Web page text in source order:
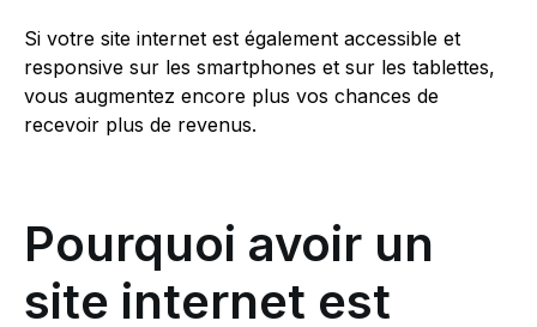
Si votre site internet est également accessible et
responsive sur les smartphones et sur les tablettes,
vous augmentez encore plus vos chances de
recevoir plus de revenus.
Pourquoi avoir un
site internet est